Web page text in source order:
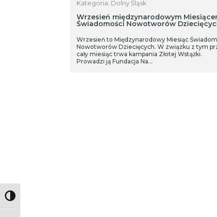
Toggle High Contrast
Kategoria: Dolny Śląsk
Wrzesień międzynarodowym
Świadomości Nowotworów
Wrzesień to Międzynarodowy Miesiąc
Nowotworów Dziecięcych. W związku z tym
cały miesiąc trwa kampania Złotej Wstążki.
Prowadzi ją Fundacja Na…